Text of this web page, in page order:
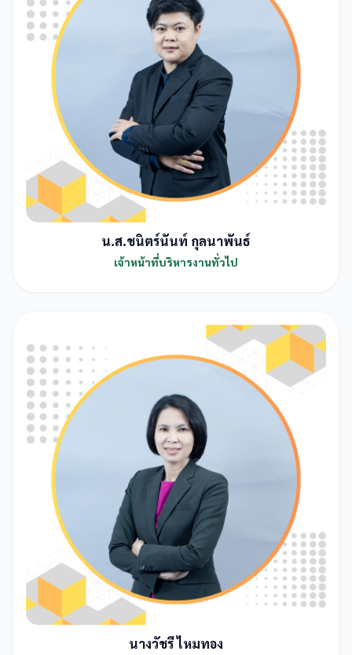
น.ส.ชนิตร์นันท์ กุลนาพันธ์
เจ้าหน้าที่บริหารงานทั่วไป
นางวัชรี ไหมทอง